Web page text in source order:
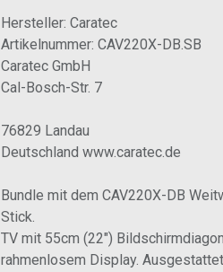
Hersteller: Caratec
Artikelnummer: CAV220X-DB.SB
Caratec GmbH
Cal-Bosch-Str. 7
76829 Landau
Deutschland www.caratec.de
Bundle mit dem CAV220X-DB
Stick.
TV mit 55cm (22")
rahmenlosem Display.